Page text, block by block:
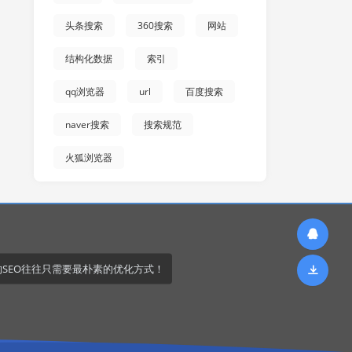
头条搜索 360搜索 网站
结构化数据 索引
qq浏览器 url 百度搜索
naver搜索 搜索规范
火狐浏览器
往往只需要最朴素的优化方式！